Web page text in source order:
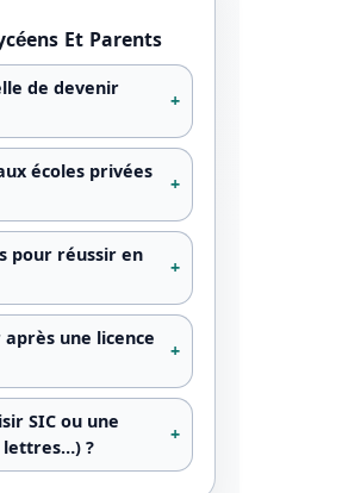
Et Parents
de devenir
écoles privées
pour réussir en
une licence
SIC ou une
?